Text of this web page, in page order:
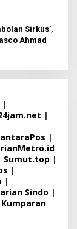
Sirkus’,
Ahmad
|
|
|
Sumut.top |
|
|
Sindo |
Kumparan